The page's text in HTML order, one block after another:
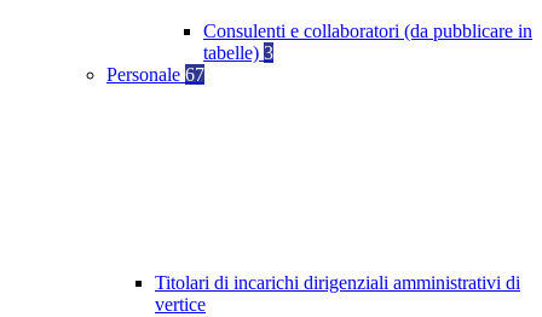
Consulenti e collaboratori (da pubblicare in
tabelle) 3
Personale 67
Titolari di incarichi dirigenziali amministrativi di
vertice